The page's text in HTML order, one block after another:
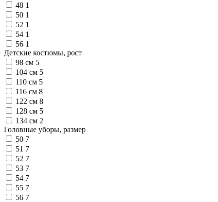
48 1
50 1
52 1
54 1
56 1
Детские костюмы, рост
98 см 5
104 см 5
110 см 5
116 см 8
122 см 8
128 см 5
134 см 2
Головные уборы, размер
50 7
51 7
52 7
53 7
54 7
55 7
56 7